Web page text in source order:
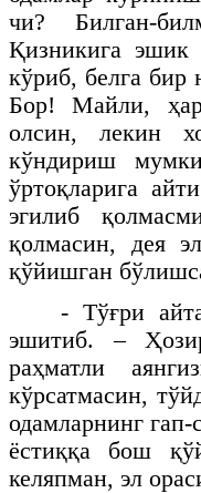
чи? Билган-
Қизникига эшик
кўриб, белга
Бор! Майли, ҳар
олсин, лекин
кўндириш
ўртоқларига
эгилиб
қолмасин, дея
қўйишган
- Тўғри
эшитиб. –
раҳматли
кўрсатмасин,
одамларнинг
ёстиққа бош
келяпман, эл